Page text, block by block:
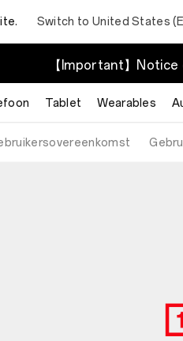
Switch to United States
【Important】
Tablet Wearables